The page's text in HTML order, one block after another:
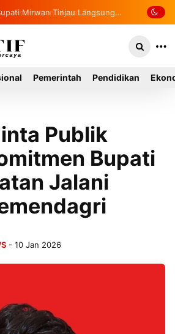
Mirwan Tinjau Langsung
Masuk Program Bantuan
Pemerintah Pendidikan
Publik
Bupati
Jalani
- 10 Jan 2026